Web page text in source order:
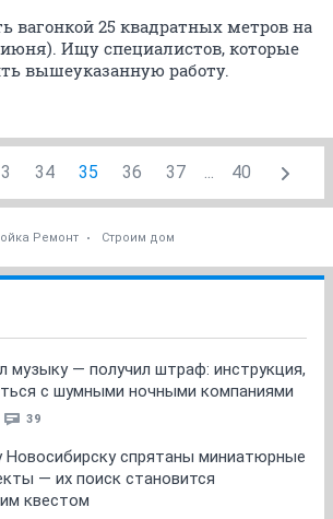
вагонкой 25 квадратных метров на
Ищу специалистов, которые
вышеуказанную работу.
34 35 36 37 ... 40
Ремонт Строим дом
музыку — получил штраф: инструкция,
с шумными ночными компаниями
39
Новосибирску спрятаны миниатюрные
— их поиск становится
квестом